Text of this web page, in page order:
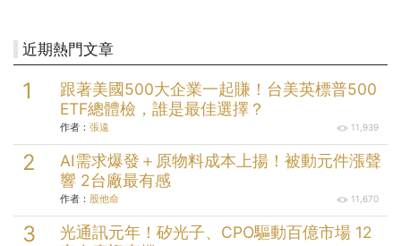
近期熱門文章
跟著美國500大企業一起賺！台美英標普500
ETF總體檢，誰是最佳選擇？
作者： 張遠 11,939
AI需求爆發＋原物料成本上揚！被動元件漲聲
響 2台廠最有感
作者： 股他命 11,670
光通訊元年！矽光子、CPO驅動百億市場 12